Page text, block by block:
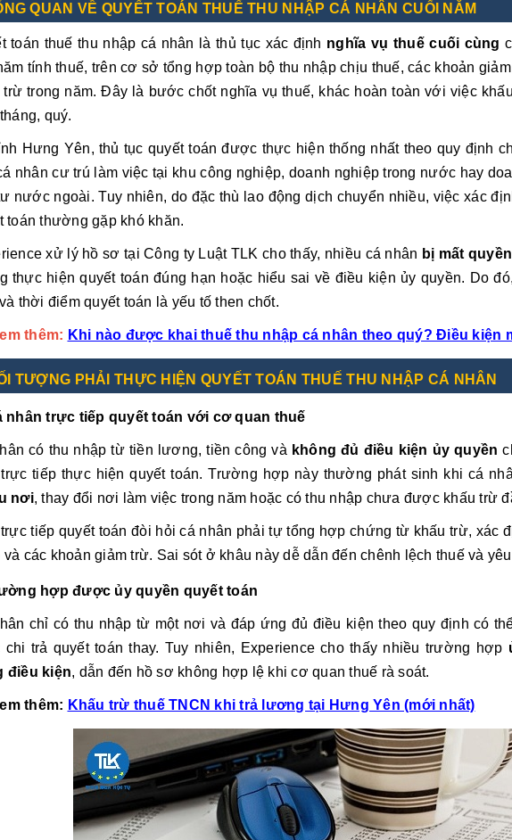
QUAN VỀ QUYẾT TOÁN THUẾ THU NHẬP CÁ NHÂN CUỐI NĂM
toán thuế thu nhập cá nhân là thủ tục xác định nghĩa vụ thuế cuối cùng
tính thuế, trên cơ sở tổng hợp toàn bộ thu nhập chịu thuế, các khoản
trừ trong năm. Đây là bước chốt nghĩa vụ thuế, khác hoàn toàn với việc
quý.
Hưng Yên, thủ tục quyết toán được thực hiện thống nhất theo quy định
nhân cư trú làm việc tại khu công nghiệp, doanh nghiệp trong nước hay
nước ngoài. Tuy nhiên, do đặc thù lao động dịch chuyển nhiều, việc xác
toán thường gặp khó khăn.
xử lý hồ sơ tại Công ty Luật TLK cho thấy, nhiều cá nhân bị mất
thực hiện quyết toán đúng hạn hoặc hiểu sai về điều kiện ủy quyền. Do
thời điểm quyết toán là yếu tố then chốt.
thêm: Khi nào được khai thuế thu nhập cá nhân theo quý? Điều kiện
TƯỢNG PHẢI THỰC HIỆN QUYẾT TOÁN THUẾ THU NHẬP CÁ NHÂN
nhân trực tiếp quyết toán với cơ quan thuế
có thu nhập từ tiền lương, tiền công và không đủ điều kiện ủy quyền
tiếp thực hiện quyết toán. Trường hợp này thường phát sinh khi cá
nơi, thay đổi nơi làm việc trong năm hoặc có thu nhập chưa được khấu trừ
tiếp quyết toán đòi hỏi cá nhân phải tự tổng hợp chứng từ khấu trừ, xác
và các khoản giảm trừ. Sai sót ở khâu này dễ dẫn đến chênh lệch thuế và
hợp được ủy quyền quyết toán
chỉ có thu nhập từ một nơi và đáp ứng đủ điều kiện theo quy định có
chi trả quyết toán thay. Tuy nhiên, Experience cho thấy nhiều trường hợp
điều kiện, dẫn đến hồ sơ không hợp lệ khi cơ quan thuế rà soát.
thêm: Khấu trừ thuế TNCN khi trả lương tại Hưng Yên (mới nhất)